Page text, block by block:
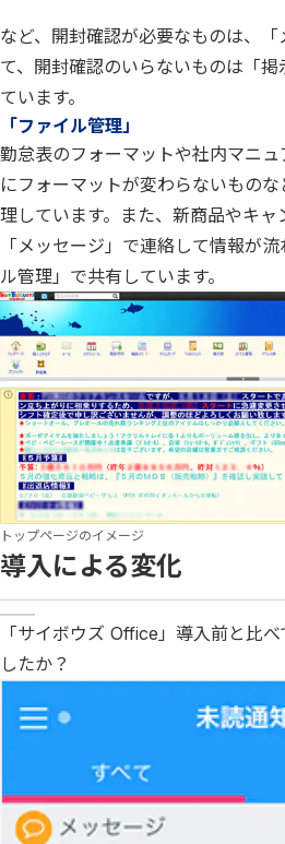
など、開封確認が必要なものは、
て、開封確認のいらないものは「
ています。
「ファイル管理」
勤怠表のフォーマットや社内マニ
にフォーマットが変わらないもの
理しています。また、新商品やキャ
「メッセージ」で連絡して情報が
ル管理」で共有しています。
トップページのイメージ
導入による変化
「サイボウズ Office」導入前と比
したか？